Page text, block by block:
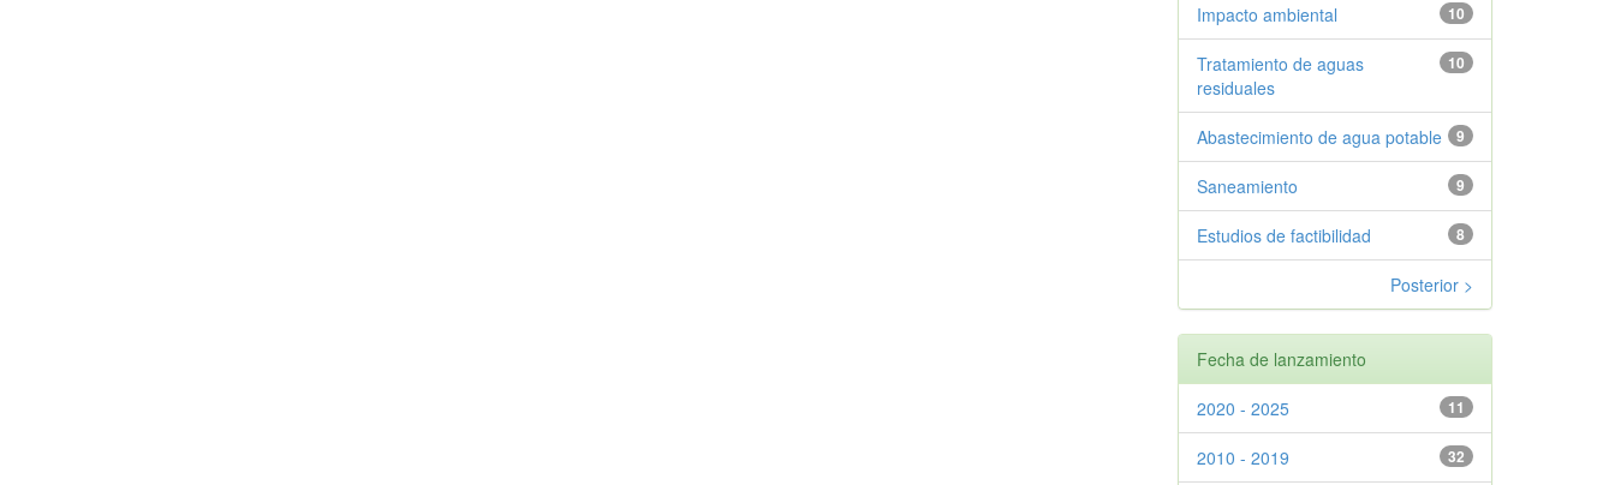
10
Impacto ambiental
10
Tratamiento de aguas
residuales
9
Abastecimiento de agua potable
9
Saneamiento
8
Estudios de factibilidad
Posterior >
Fecha de lanzamiento
11
2020 - 2025
32
2010 - 2019